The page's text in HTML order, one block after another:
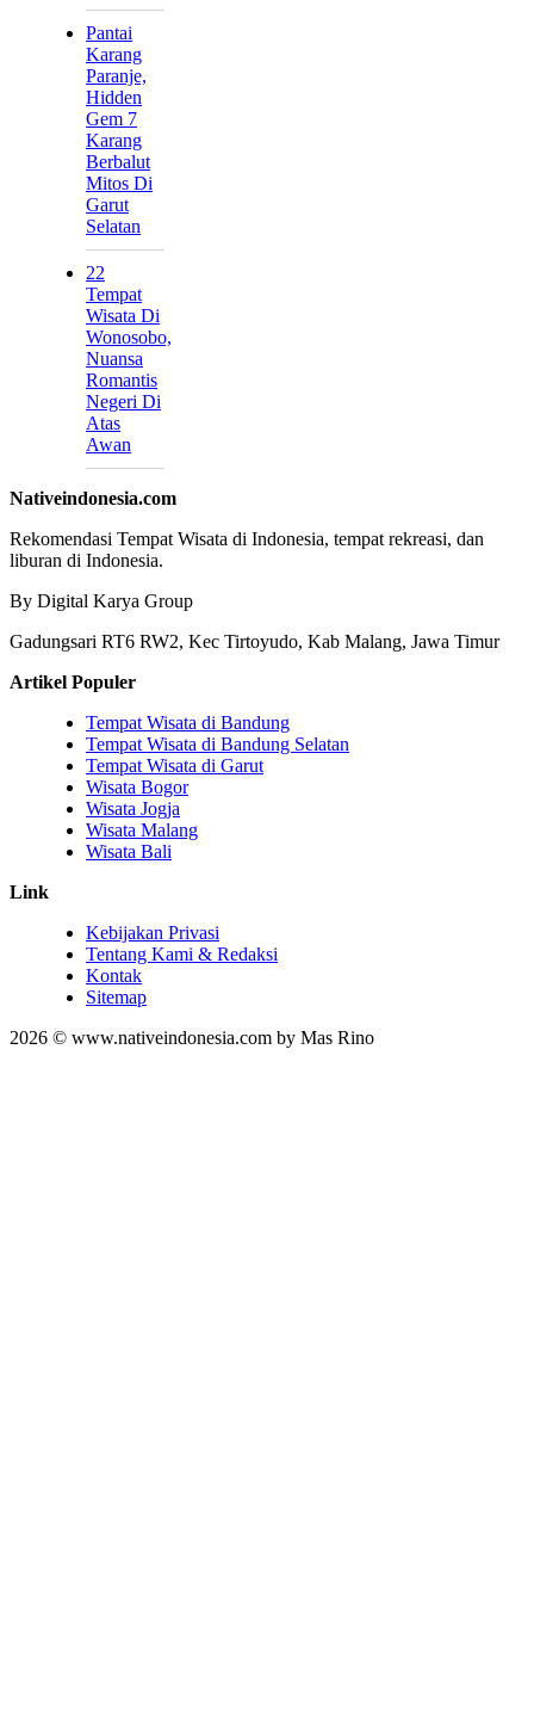
Pantai
Karang
Paranje,
Hidden
Gem 7
Karang
Berbalut
Mitos Di
Garut
Selatan
22
Tempat
Wisata Di
Wonosobo,
Nuansa
Romantis
Negeri Di
Atas
Awan
Nativeindonesia.com
Rekomendasi Tempat Wisata di Indonesia, tempat rekreasi, dan
liburan di Indonesia.
By Digital Karya Group
Gadungsari RT6 RW2, Kec Tirtoyudo, Kab Malang, Jawa Timur
Artikel Populer
Tempat Wisata di Bandung
Tempat Wisata di Bandung Selatan
Tempat Wisata di Garut
Wisata Bogor
Wisata Jogja
Wisata Malang
Wisata Bali
Link
Kebijakan Privasi
Tentang Kami & Redaksi
Kontak
Sitemap
2026 © www.nativeindonesia.com by Mas Rino